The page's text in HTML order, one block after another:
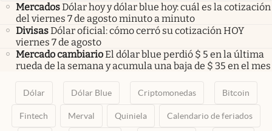
MercadosDólar hoy y dólar blue hoy: cuál es la cotización
del viernes 7 de agosto minuto a minuto
DivisasDólar oficial: cómo cerró su cotización HOY
viernes 7 de agosto
Mercado cambiarioEl dólar blue perdió $ 5 en la última
rueda de la semana y acumula una baja de $ 35 en el mes
Dólar Dólar Blue Criptomonedas Bitcoin
Fintech Merval Quiniela Calendario de feriados